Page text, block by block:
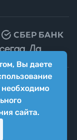
Вы даете
сайта.